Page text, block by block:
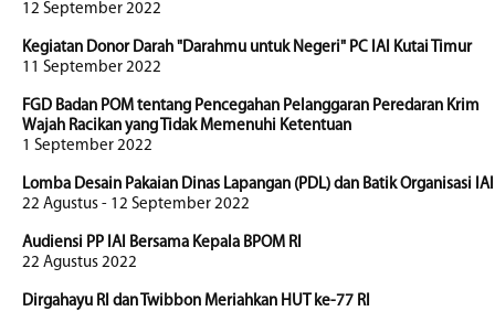
12 September 2022
Kegiatan Donor Darah "Darahmu untuk Negeri" PC IAI Kutai Timur
11 September 2022
FGD Badan POM tentang Pencegahan Pelanggaran Peredaran Krim
Wajah Racikan yang Tidak Memenuhi Ketentuan
1 September 2022
Lomba Desain Pakaian Dinas Lapangan (PDL) dan Batik Organisasi IAI
22 Agustus - 12 September 2022
Audiensi PP IAI Bersama Kepala BPOM RI
22 Agustus 2022
Dirgahayu RI dan Twibbon Meriahkan HUT ke-77 RI